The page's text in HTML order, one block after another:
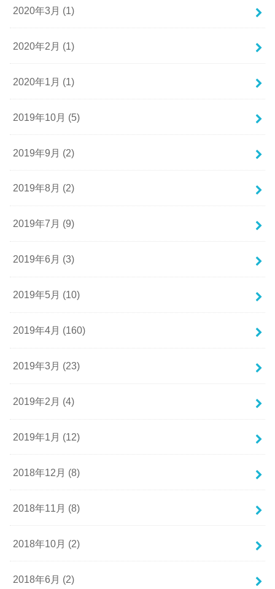
2020年3月 (1)
2020年2月 (1)
2020年1月 (1)
2019年10月 (5)
2019年9月 (2)
2019年8月 (2)
2019年7月 (9)
2019年6月 (3)
2019年5月 (10)
2019年4月 (160)
2019年3月 (23)
2019年2月 (4)
2019年1月 (12)
2018年12月 (8)
2018年11月 (8)
2018年10月 (2)
2018年6月 (2)